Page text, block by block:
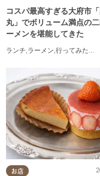
コスパ最高すぎる大府市
丸」でボリューム満点の
ーメンを堪能してきた
ランチ ラーメン 行ってみたレポ
お店